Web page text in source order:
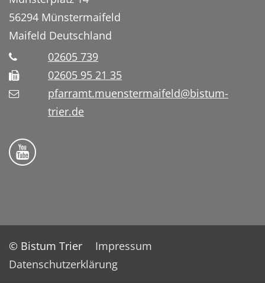
56294 Münstermaifeld
Maifeld Deutschland
02605 739
02605 95 21 35
pfarramt.muenstermaifeld@bistum-
trier.de
Folge uns auf YouTube
© Bistum Trier
Impressum
Datenschutzerklärung